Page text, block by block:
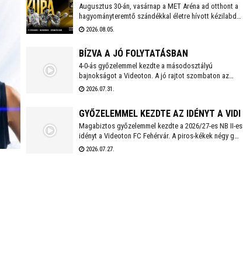
Augusztus 30-án, vasárnap a MET Aréna ad otthont a
hagyományteremtő szándékkal életre hívott kézilabda
szuperkupának. A hölgyeknél a Győri Audi ETO és a
felvonultató kézilabdaünnepre jegyek már kaphatók!
2026.08.05.
BÍZVA A JÓ FOLYTATÁSBAN
4-0-ás győzelemmel kezdte a másodosztályú
bajnokságot a Videoton. A jó rajtot szombaton az
első idegenbeli mérkőzés követi, a tavaly még NB I-es
2026.07.31.
GYŐZELEMMEL KEZDTE AZ IDÉNYT A VIDI
Magabiztos győzelemmel kezdte a 2026/27-es NB II-es
idényt a Videoton FC Fehérvár. A piros-kékek négy gólt
szerezve, kapott találat nélkül múlták felül a tavalyi
2026.07.27.